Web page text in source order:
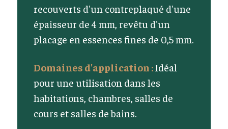
recouverts d'un contreplaqué d'une
épaisseur de 4 mm, revêtu d'un
placage en essences fines de 0,5 mm.
Domaines d'application :Idéal
pour une utilisation dans les
habitations, chambres, salles de
cours et salles de bains.